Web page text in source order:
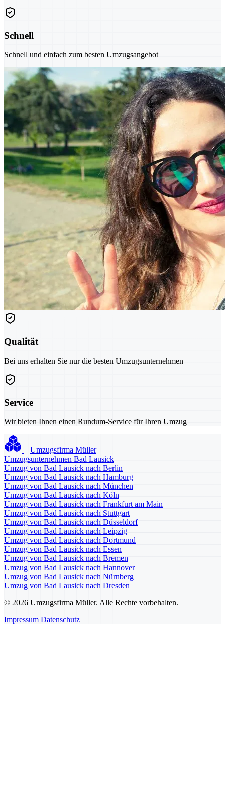
Schnell
Schnell und einfach zum besten Umzugsangebot
Qualität
Bei uns erhalten Sie nur die besten Umzugsunternehmen
Service
Wir bieten Ihnen einen Rundum-Service für Ihren Umzug
Umzugsfirma Müller
Umzugsunternehmen Bad Lausick
Umzug von Bad Lausick nach Berlin
Umzug von Bad Lausick nach Hamburg
Umzug von Bad Lausick nach München
Umzug von Bad Lausick nach Köln
Umzug von Bad Lausick nach Frankfurt am Main
Umzug von Bad Lausick nach Stuttgart
Umzug von Bad Lausick nach Düsseldorf
Umzug von Bad Lausick nach Leipzig
Umzug von Bad Lausick nach Dortmund
Umzug von Bad Lausick nach Essen
Umzug von Bad Lausick nach Bremen
Umzug von Bad Lausick nach Hannover
Umzug von Bad Lausick nach Nürnberg
Umzug von Bad Lausick nach Dresden
© 2026 Umzugsfirma Müller. Alle Rechte vorbehalten.
Impressum Datenschutz